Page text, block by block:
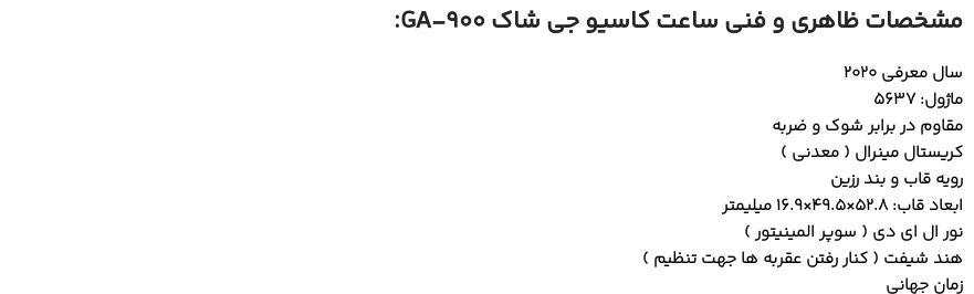
مشخصات ظاهری و فنی ساعت کاسیو جی شاک GA-900:
سال معرفی 2020
ماژول: 5637
مقاوم در برابر شوک و ضربه
کریستال مینرال ( معدنی )
رویه قاب و بند رزین
ابعاد قاب: 52.8×49.5×16.9 میلیمتر
نور ال ای دی ( سوپر المینیتور )
هند شیفت ( کنار رفتن عقربه ها جهت تنظیم )
زمان جهانی